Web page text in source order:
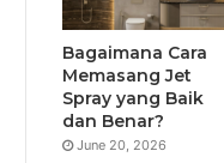
Bagaimana Cara
Memasang Jet
Spray yang Baik
dan Benar?
June 20, 2026